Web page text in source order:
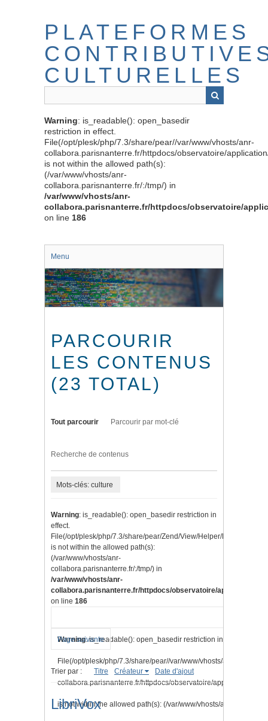
PLATEFORMES
CULTURELLES
Warning: is_readable(): open_basedir
restriction in effect.
File(/opt/plesk/php/7.3/share/pear//var/www/vhosts/anr-
collabora.parisnanterre.fr/httpdocs/observatoire/
is not within the allowed path(s):
(/var/www/vhosts/anr-
collabora.parisnanterre.fr/:/tmp/) in
/var/www/vhosts/anr-
collabora.parisnanterre.fr/httpdocs/observatoire/
on line 186
Menu
PARCOURIR
LES CONTENUS
(23 TOTAL)
Tout parcourir Parcourir par mot-clé
Recherche de contenus
Mots-clés: culture
Warning: is_readable(): open_basedir restriction in
effect.
File(/opt/plesk/php/7.3/share/pear/Zend/View/Helper/Navigation/
is not within the allowed path(s):
(/var/www/vhosts/anr-
collabora.parisnanterre.fr/:/tmp/) in
/var/www/vhosts/anr-
collabora.parisnanterre.fr/httpdocs/observatoire/application/
on line 186
Warning: is_readable(): open_basedir restriction in effect.
File(/opt/plesk/php/7.3/share/pear//var/www/vhosts/anr-
collabora.parisnanterre.fr/httpdocs/observatoire/application/
is not within the allowed path(s): (/var/www/vhosts/anr-
Page suivante
Trier par : Titre Créateur Date d'ajout
LibriVox